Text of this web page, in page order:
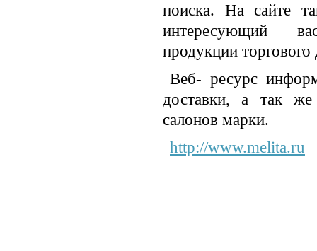
поиска. На сайте
интересующий
продукции
Веб- ресурс
доставки, а так
салонов марки.
http://www.melita.ru